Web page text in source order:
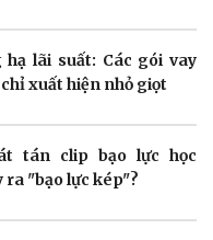
sống
Nhà đẹp
Tình yêu - Gia đình
lãi suất: Các gói vay
xuất hiện nhỏ giọt
tán clip bạo lực học
ra "bạo lực kép"?